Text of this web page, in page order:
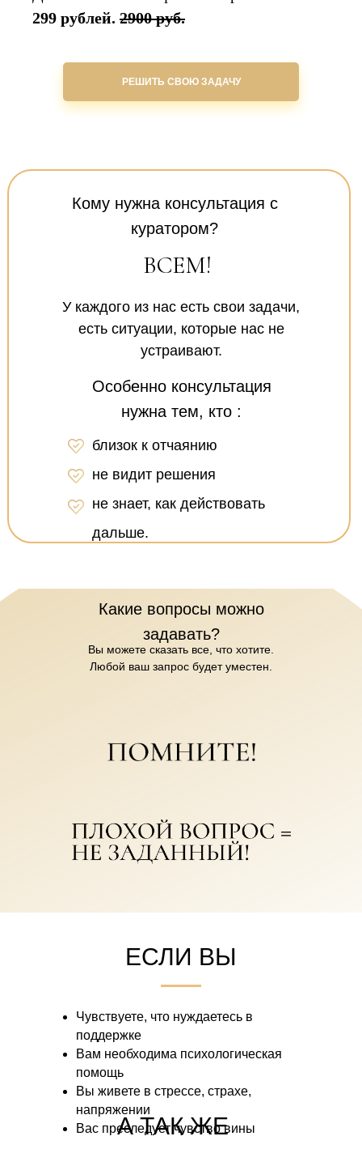
299 рублей. 2900 руб.
РЕШИТЬ СВОЮ ЗАДАЧУ
ВСЕМ!
Кому нужна консультация с
куратором?
У каждого из нас есть свои задачи,
есть ситуации, которые нас не
устраивают.
Особенно консультация
нужна тем, кто :
близок к отчаянию
не видит решения
не знает, как действовать
дальше.
Какие вопросы можно
задавать?
Вы можете сказать все, что хотите.
Любой ваш запрос будет уместен.
ЕСЛИ ВЫ
Чувствуете, что нуждаетесь в
поддержке
Вам необходима психологическая
помощь
Вы живете в стрессе, страхе,
напряжении
Вас преследует чувство вины
А ТАК ЖЕ